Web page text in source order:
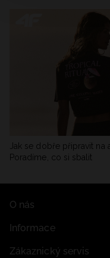
Jak se dobře připravit na
Poradíme, co si sbalit
O nás
Informace
Zákaznický servis